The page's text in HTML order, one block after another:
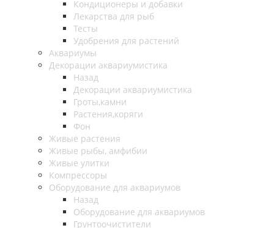
Кондиционеры и добавки
Лекарства для рыб
Тесты
Удобрения для растений
Аквариумы
Декорации аквариумистика
Назад
Декорации аквариумистика
Гроты,камни
Растения,коряги
Фон
Живые растения
Живые рыбы, амфибии
Живые улитки
Компрессоры
Оборудование для аквариумов
Назад
Оборудование для аквариумов
Грунтоочистители